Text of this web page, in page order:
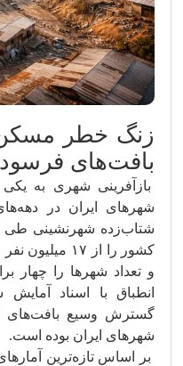
بافت‌های
بازآفرینی شهری به
شهرهای ایران در
و تعداد شهرها را چهار
انطباق با اسناد
گسترش وسیع بافت‌های
شهرهای ایران بوده است.
بر اساس تازه‌ترین